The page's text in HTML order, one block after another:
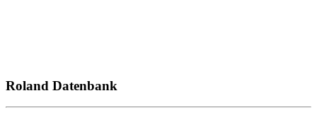
Roland Datenbank